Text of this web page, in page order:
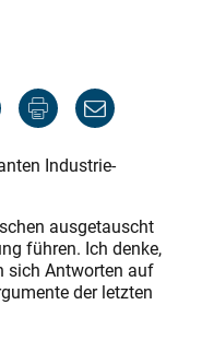
Industrie-
ausgetauscht
führen. Ich denke,
sich Antworten auf
der letzten